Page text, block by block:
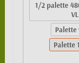
1/2 palette
Palette
Palette